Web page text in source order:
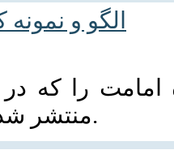
را که
منتشر شده است، می‌خوانید.